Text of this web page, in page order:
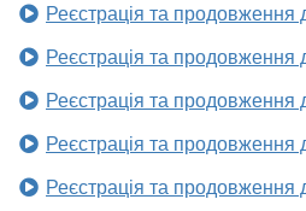
Реєстрація та продовження
Реєстрація та продовження
Реєстрація та продовження
Реєстрація та продовження
Реєстрація та продовження